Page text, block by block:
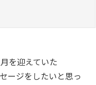
を迎えていた
ージをしたいと思っ